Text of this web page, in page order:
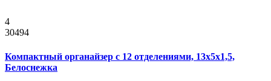
4
30494
Компактный органайзер с 12 отделениями, 13x5x1,5,
Белоснежка